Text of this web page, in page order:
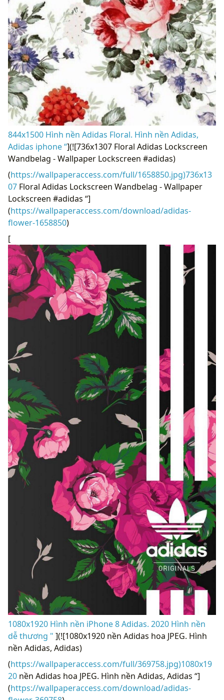
844x1500 Hình nền Adidas Floral. Hình nền Adidas,
Adidas iphone “](![736x1307 Floral Adidas Lockscreen
Wandbelag - Wallpaper Lockscreen #adidas)
(https://wallpaperaccess.com/full/1658850.jpg)736x13
07 Floral Adidas Lockscreen Wandbelag - Wallpaper
Lockscreen #adidas “]
(https://wallpaperaccess.com/download/adidas-
flower-1658850)
[
1080x1920 Hình nền iPhone 8 Adidas. 2020 Hình nền
dễ thương " ](![1080x1920 nền Adidas hoa JPEG. Hình
nền Adidas, Adidas)
(https://wallpaperaccess.com/full/369758.jpg)1080x19
20 nền Adidas hoa JPEG. Hình nền Adidas, Adidas “]
(https://wallpaperaccess.com/download/adidas-